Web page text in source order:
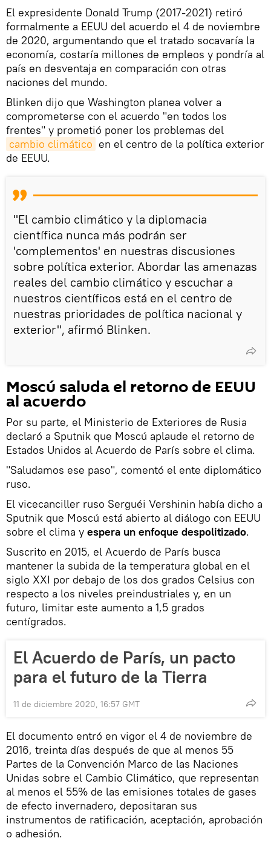
El expresidente Donald Trump (2017-2021) retiró
formalmente a EEUU del acuerdo el 4 de noviembre
de 2020, argumentando que el tratado socavaría la
economía, costaría millones de empleos y pondría al
país en desventaja en comparación con otras
naciones del mundo.
Blinken dijo que Washington planea volver a
comprometerse con el acuerdo "en todos los
frentes" y prometió poner los problemas del
cambio climático en el centro de la política exterior
de EEUU.
"El cambio climático y la diplomacia
científica nunca más podrán ser
'complementos' en nuestras discusiones
sobre política exterior. Abordar las amenazas
reales del cambio climático y escuchar a
nuestros científicos está en el centro de
nuestras prioridades de política nacional y
exterior", afirmó Blinken.
Moscú saluda el retorno de EEUU
al acuerdo
Por su parte, el Ministerio de Exteriores de Rusia
declaró a Sputnik que Moscú aplaude el retorno de
Estados Unidos al Acuerdo de París sobre el clima.
"Saludamos ese paso", comentó el ente diplomático
ruso.
El vicecanciller ruso Serguéi Vershinin había dicho a
Sputnik que Moscú está abierto al diálogo con EEUU
sobre el clima y espera un enfoque despolitizado.
Suscrito en 2015, el Acuerdo de París busca
mantener la subida de la temperatura global en el
siglo XXI por debajo de los dos grados Celsius con
respecto a los niveles preindustriales y, en un
futuro, limitar este aumento a 1,5 grados
centígrados.
El Acuerdo de París, un pacto
para el futuro de la Tierra
11 de diciembre 2020, 16:57 GMT
El documento entró en vigor el 4 de noviembre de
2016, treinta días después de que al menos 55
Partes de la Convención Marco de las Naciones
Unidas sobre el Cambio Climático, que representan
al menos el 55% de las emisiones totales de gases
de efecto invernadero, depositaran sus
instrumentos de ratificación, aceptación, aprobación
o adhesión.